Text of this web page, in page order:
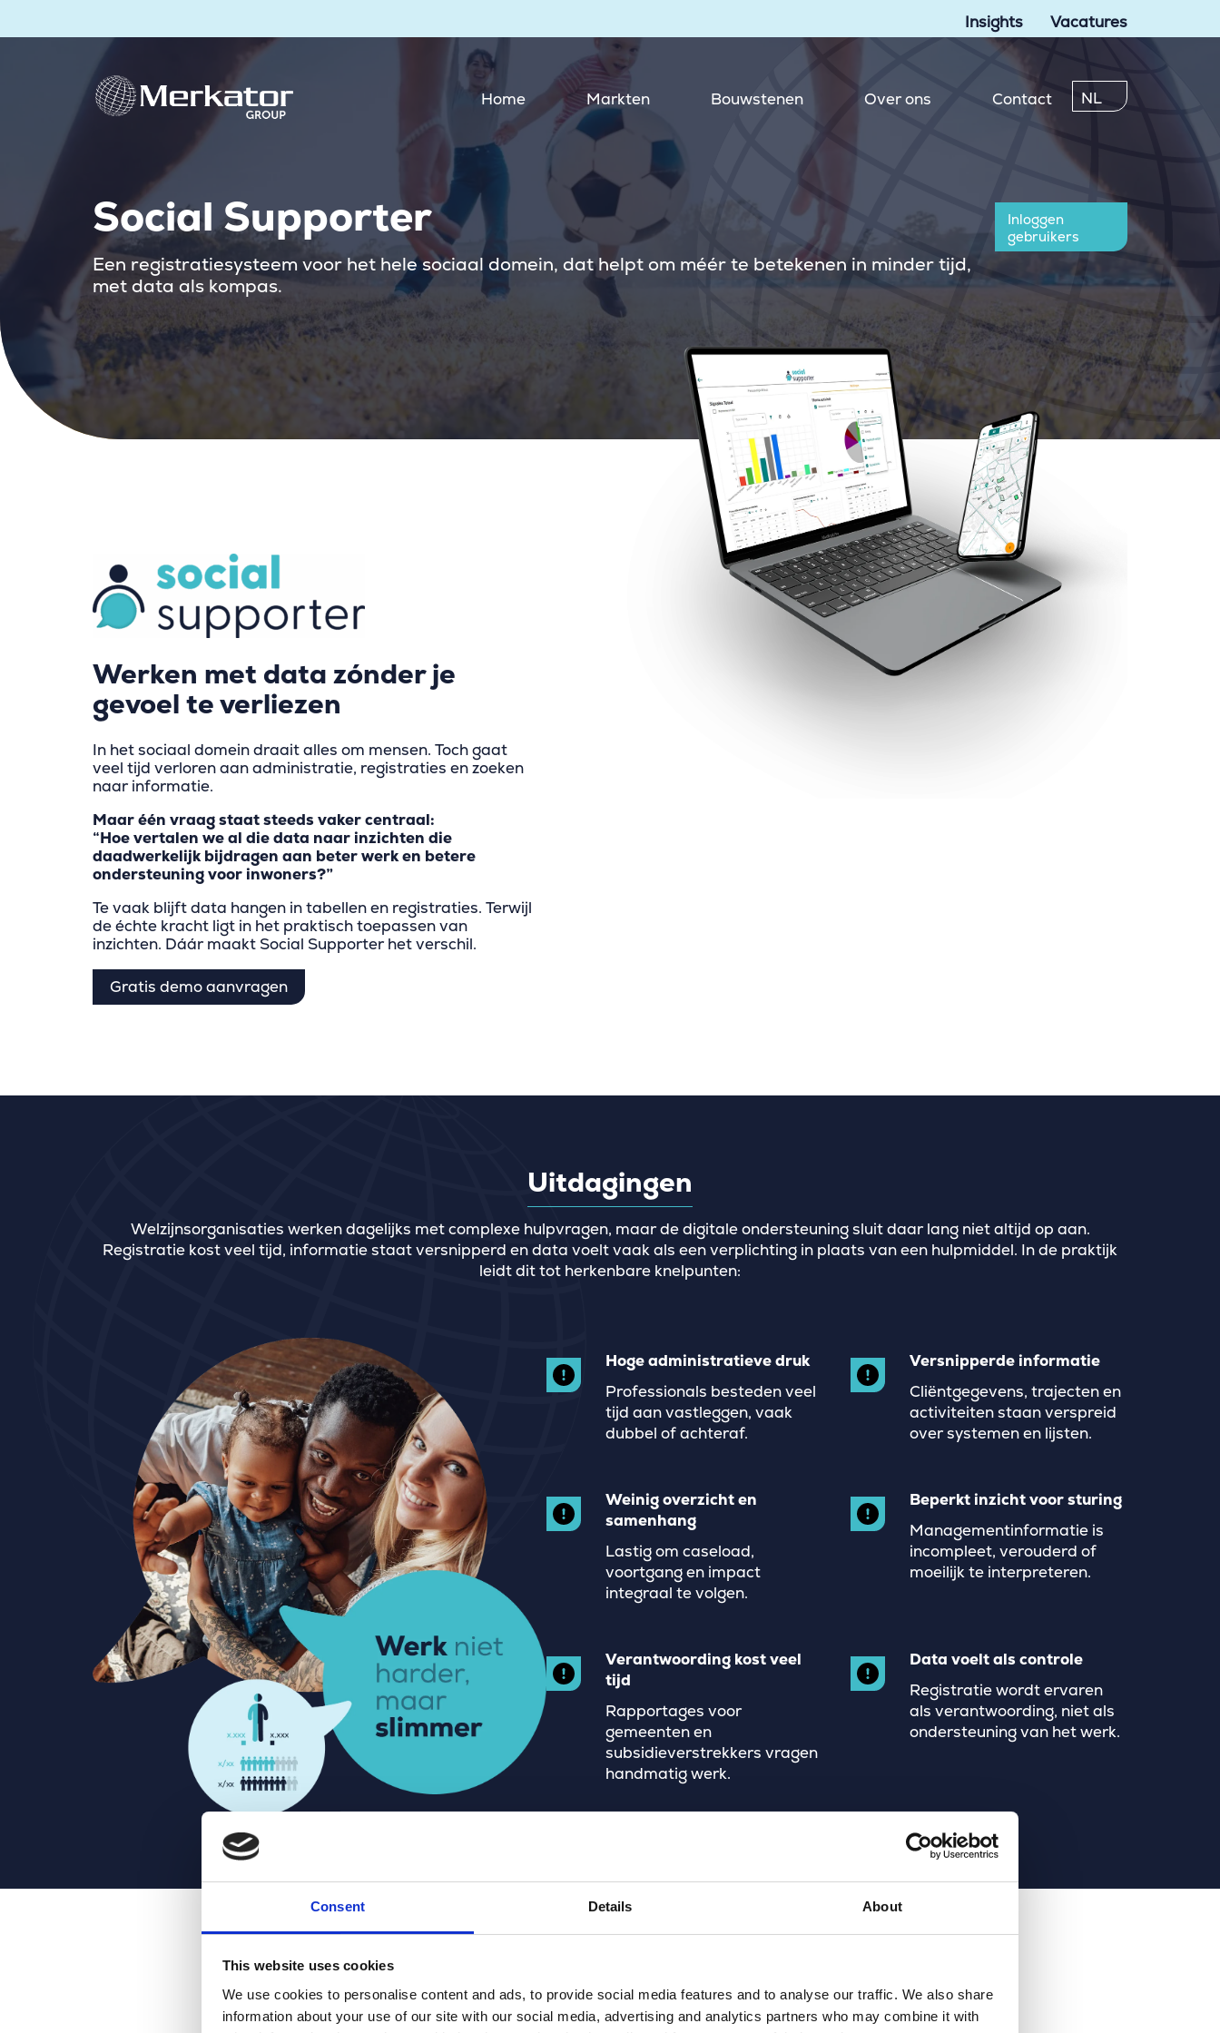
Consent Details About
This website uses cookies
We use cookies to personalise content and ads, to provide social media features and to analyse our traffic. We also share
information about your use of our site with our social media, advertising and analytics partners who may combine it with
Insights Vacatures
Home Markten Bouwstenen Over ons Contact NL
Social Supporter
Een registratiesysteem voor het hele sociaal domein, dat helpt om méér te betekenen in minder tijd,
met data als kompas.
Inloggen
gebruikers
Werken met data zónder je
gevoel te verliezen
In het sociaal domein draait alles om mensen. Toch gaat
veel tijd verloren aan administratie, registraties en zoeken
naar informatie.
Maar één vraag staat steeds vaker centraal:
“Hoe vertalen we al die data naar inzichten die
daadwerkelijk bijdragen aan beter werk en betere
ondersteuning voor inwoners?”
Te vaak blijft data hangen in tabellen en registraties. Terwijl
de échte kracht ligt in het praktisch toepassen van
inzichten. Dáár maakt Social Supporter het verschil.
Gratis demo aanvragen
Uitdagingen
Welzijnsorganisaties werken dagelijks met complexe hulpvragen, maar de digitale ondersteuning sluit daar lang niet altijd op aan.
Registratie kost veel tijd, informatie staat versnipperd en data voelt vaak als een verplichting in plaats van een hulpmiddel. In de praktijk
leidt dit tot herkenbare knelpunten:
Hoge administratieve druk
Professionals besteden veel
tijd aan vastleggen, vaak
dubbel of achteraf.
Versnipperde informatie
Cliëntgegevens, trajecten en
activiteiten staan verspreid
over systemen en lijsten.
Weinig overzicht en
samenhang
Lastig om caseload,
voortgang en impact
integraal te volgen.
Beperkt inzicht voor sturing
Managementinformatie is
incompleet, verouderd of
moeilijk te interpreteren.
Verantwoording kost veel
tijd
Rapportages voor
gemeenten en
subsidieverstrekkers vragen
handmatig werk.
Data voelt als controle
Registratie wordt ervaren
als verantwoording, niet als
ondersteuning van het werk.